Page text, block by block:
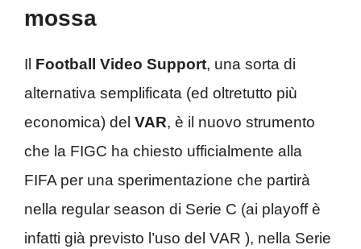
mossa
Il Football Video Support, una sorta di
alternativa semplificata (ed oltretutto più
economica) del VAR, è il nuovo strumento
che la FIGC ha chiesto ufficialmente alla
FIFA per una sperimentazione che partirà
nella regular season di Serie C (ai playoff è
infatti già previsto l’uso del VAR ), nella Serie